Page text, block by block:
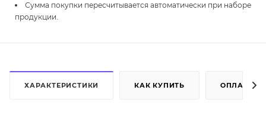
Сумма покупки пересчитывается автоматически при наборе
продукции.
ХАРАКТЕРИСТИКИ КАК КУПИТЬ ОПЛАТА